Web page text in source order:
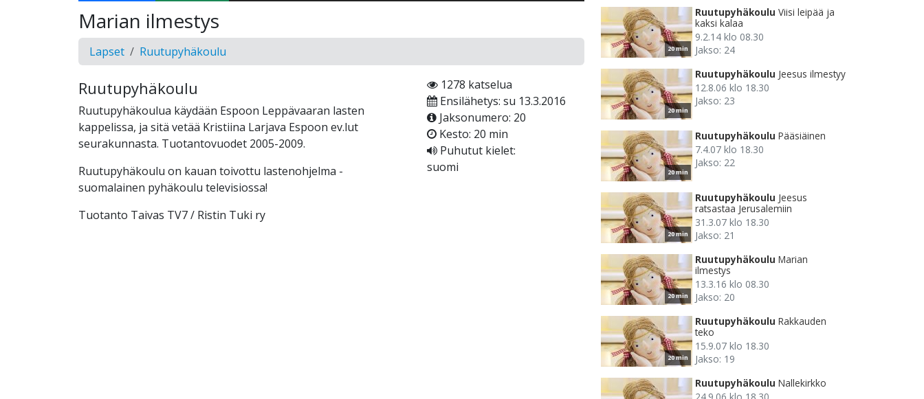
Marian ilmestys
Lapset Ruutupyhäkoulu
Ruutupyhäkoulu
Ruutupyhäkoulua käydään Espoon Leppävaaran lasten
kappelissa, ja sitä vetää Kristiina Larjava Espoon ev.lut
seurakunnasta. Tuotantovuodet 2005-2009.
Ruutupyhäkoulu on kauan toivottu lastenohjelma -
suomalainen pyhäkoulu televisiossa!
Tuotanto Taivas TV7 / Ristin Tuki ry
1278 katselua
Ensilähetys: su 13.3.2016
Jaksonumero: 20
Kesto: 20 min
Puhutut kielet:
suomi
20 min
Ruutupyhäkoulu Viisi leipää ja
kaksi kalaa
9.2.14 klo 08.30
Jakso: 24
20 min
Ruutupyhäkoulu Jeesus ilmestyy
12.8.06 klo 18.30
Jakso: 23
20 min
Ruutupyhäkoulu Pääsiäinen
7.4.07 klo 18.30
Jakso: 22
20 min
Ruutupyhäkoulu Jeesus
ratsastaa Jerusalemiin
31.3.07 klo 18.30
Jakso: 21
20 min
Ruutupyhäkoulu Marian
ilmestys
13.3.16 klo 08.30
Jakso: 20
20 min
Ruutupyhäkoulu Rakkauden
teko
15.9.07 klo 18.30
Jakso: 19
Ruutupyhäkoulu Nallekirkko